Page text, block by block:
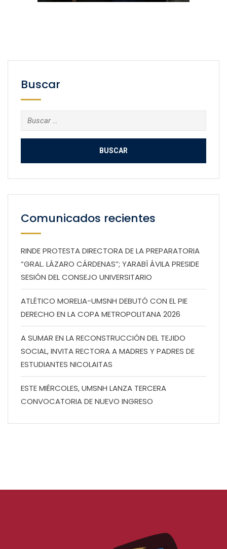
Buscar
Buscar:
Comunicados recientes
RINDE PROTESTA DIRECTORA DE LA PREPARATORIA
“GRAL. LÁZARO CÁRDENAS”; YARABÍ ÁVILA PRESIDE
SESIÓN DEL CONSEJO UNIVERSITARIO
ATLÉTICO MORELIA-UMSNH DEBUTÓ CON EL PIE
DERECHO EN LA COPA METROPOLITANA 2026
A SUMAR EN LA RECONSTRUCCIÓN DEL TEJIDO
SOCIAL, INVITA RECTORA A MADRES Y PADRES DE
ESTUDIANTES NICOLAITAS
ESTE MIÉRCOLES, UMSNH LANZA TERCERA
CONVOCATORIA DE NUEVO INGRESO